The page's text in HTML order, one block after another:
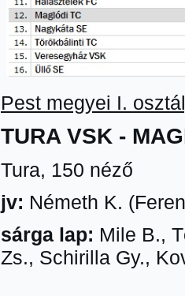
Pest megyei I.
TURA VSK -
Tura, 150 néző
jv: Németh K.
sárga lap: Mile B.,
Zs., Schirilla Gy.,